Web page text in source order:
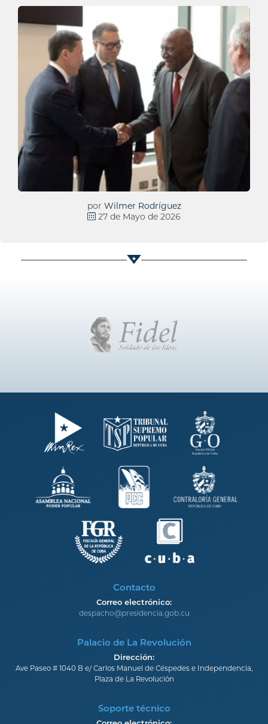
por Wilmer Rodríguez
27 de Mayo de 2026
Contacto
Correo electrónico:
despacho@presidencia.gob.cu
Palacio de La Revolución
Dirección:
Ave Paseo # 1040 B e/ Carlos Manuel de Céspedes e Independencia,
Plaza de La Revolución
Soporte técnico